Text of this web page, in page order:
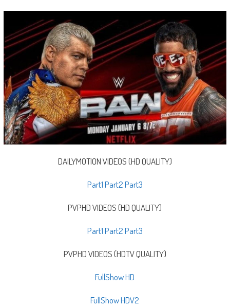
DAILYMOTION VIDEOS (HD QUALITY)
Part1Part2Part3
PVPHD VIDEOS (HD QUALITY)
Part1Part2Part3
PVPHD VIDEOS (HDTV QUALITY)
FullShow HD
FullShow HDV2